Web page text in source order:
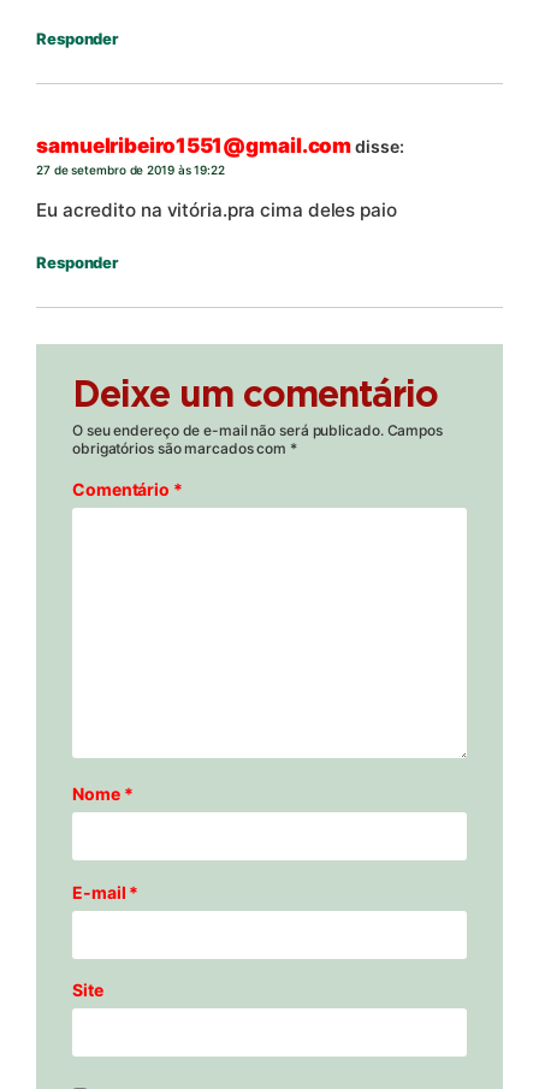
Responder
samuelribeiro1551@gmail.comdisse:
27 de setembro de 2019 às 19:22
Eu acredito na vitória.pra cima deles paio
Responder
Deixe um comentário
O seu endereço de e-mail não será publicado. Campos
obrigatórios são marcados com *
Comentário *
Nome *
E-mail *
Site